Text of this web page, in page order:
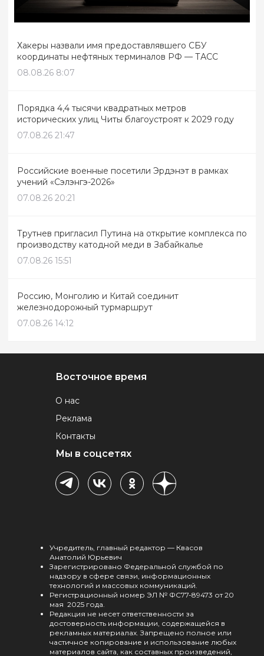
Хакеры назвали имя предоставлявшего СБУ
координаты нефтяных терминалов РФ — ТАСС
08.08.26 8:07
Порядка 4,4 тысячи квадратных метров
исторических улиц Читы благоустроят к 2029 году
07.08.26 21:47
Российские военные посетили Эрдэнэт в рамках
учений «Сэлэнгэ-2026»
07.08.26 20:21
Трутнев пригласил Путина на открытие комплекса по
производству катодной меди в Забайкалье
07.08.26 15:51
Россию, Монголию и Китай соединит
железнодорожный турмаршрут
07.08.26 14:12
Восточное время
О нас
Реклама
Контакты
Мы в соцсетях
Учредитель, главный редактор — Квасов
Анатолий Юрьевич
Зарегистрировано Федеральной службой по
надзору в сфере связи, информационных
технологий и массовых коммуникаций.
Регистрационный номер ЭЛ № ФС77-89473 от 20
мая 2025 года.
Редакция не несет ответственности за
достоверность информации, содержащейся в
рекламных материалах. Запрещено полное или
частичное копирование и использование любых
материалов сайта, как составных произведений,